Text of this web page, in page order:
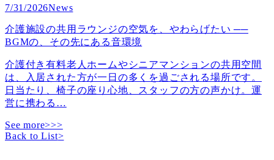
7/31/2026News
介護施設の共用ラウンジの空気を、やわらげたい ──
BGMの、その先にある音環境
介護付き有料老人ホームやシニアマンションの共用空間
は、入居された方が一日の多くを過ごされる場所です。
日当たり、椅子の座り心地、スタッフの方の声かけ。運
営に携わる …
See more>>>
Back to List>